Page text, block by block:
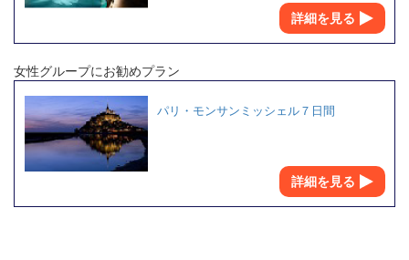
詳細を見る
女性グループにお勧めプラン
パリ・モンサンミッシェル７日間
詳細を見る